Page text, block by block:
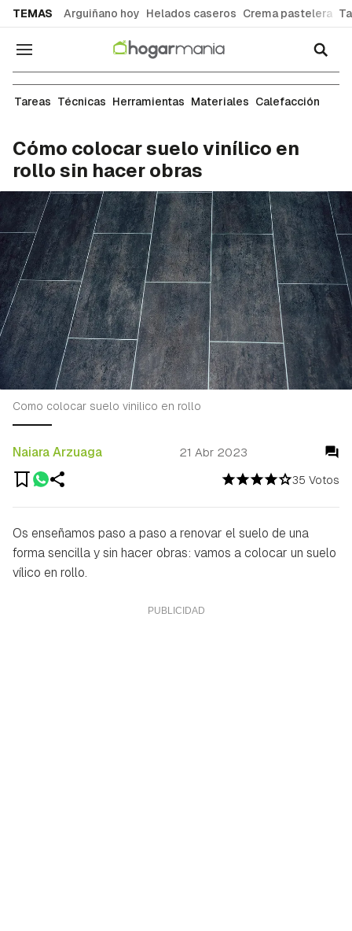
TEMAS Arguiñano hoy Helados caseros Crema pastelera
Navegación
Carpintería
Tareas Técnicas Herramientas Materiales Calefacción
Cómo colocar suelo vinílico en
rollo sin hacer obras
35 Votos
Naiara Arzuaga 21 Abr 2023
Como colocar suelo vinilico en rollo
Os enseñamos paso a paso a renovar el suelo de una
forma sencilla y sin hacer obras: vamos a colocar un suelo
vílico en rollo.